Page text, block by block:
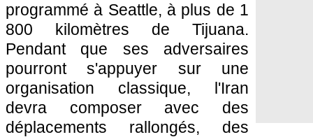
programmé à Seattle, à plus de 1
800 kilomètres de Tijuana.
Pendant que ses adversaires
pourront s'appuyer sur une
organisation classique, l'Iran
devra composer avec des
déplacements rallongés, des